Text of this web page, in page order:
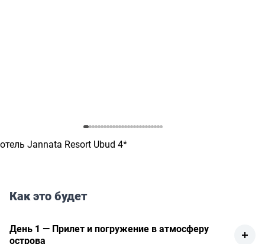
отель Jannata Resort Ubud 4*
Как это будет
День 1 — Прилет и погружение в атмосферу
острова